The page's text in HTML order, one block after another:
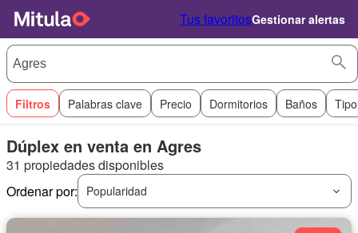
Tus favoritosGestionar alertas
Filtros Palabras clave Precio Dormitorios Baños
Dúplex en venta en Agres
31 propiedades disponibles
Ordenar por:
Popularidad